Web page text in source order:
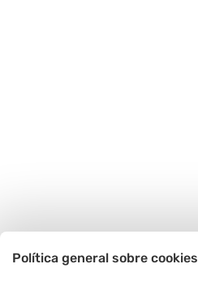
Política general sobre cookies